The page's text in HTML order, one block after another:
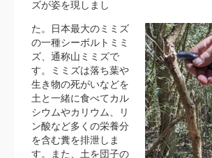
ズが姿を現しまし
た。日本最大のミミズ
の一種シーボルトミミ
ズ、通称山ミミズで
す。ミミズは落ち葉や
生き物の死がいなどを
土と一緒に食べてカル
シウムやカリウム、リ
ン酸など多くの栄養分
を含む糞を排泄しま
す。また、土を団子の